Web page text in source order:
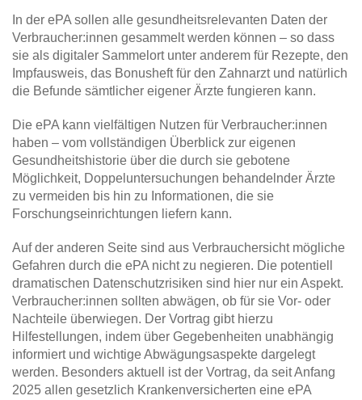
In der ePA sollen alle gesundheitsrelevanten Daten der
Verbraucher:innen gesammelt werden können – so dass
sie als digitaler Sammelort unter anderem für Rezepte, den
Impfausweis, das Bonusheft für den Zahnarzt und natürlich
die Befunde sämtlicher eigener Ärzte fungieren kann.
Die ePA kann vielfältigen Nutzen für Verbraucher:innen
haben – vom vollständigen Überblick zur eigenen
Gesundheitshistorie über die durch sie gebotene
Möglichkeit, Doppeluntersuchungen behandelnder Ärzte
zu vermeiden bis hin zu Informationen, die sie
Forschungseinrichtungen liefern kann.
Auf der anderen Seite sind aus Verbrauchersicht mögliche
Gefahren durch die ePA nicht zu negieren. Die potentiell
dramatischen Datenschutzrisiken sind hier nur ein Aspekt.
Verbraucher:innen sollten abwägen, ob für sie Vor- oder
Nachteile überwiegen. Der Vortrag gibt hierzu
Hilfestellungen, indem über Gegebenheiten unabhängig
informiert und wichtige Abwägungsaspekte dargelegt
werden. Besonders aktuell ist der Vortrag, da seit Anfang
2025 allen gesetzlich Krankenversicherten eine ePA